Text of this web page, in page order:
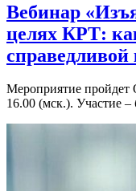
Вебинар
целях КРТ:
Мероприятие
16.00 (мск.). Участие –